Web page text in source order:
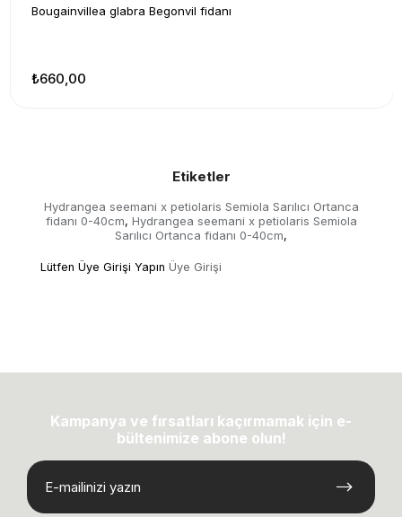
Bougainvillea glabra Begonvil fidanı
₺660,00
Etiketler
Hydrangea seemani x petiolaris Semiola Sarılıcı Ortanca
fidanı 0-40cm, Hydrangea seemani x petiolaris Semiola
Sarılıcı Ortanca fidanı 0-40cm,
Lütfen Üye Girişi Yapın Üye Girişi
Kampanya ve fırsatları kaçırmamak için e-
bültenimize abone olun!